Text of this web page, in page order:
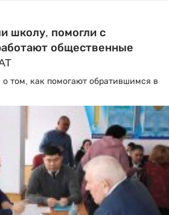
школу, помогли с
общественные
том, как помогают обратившимся в